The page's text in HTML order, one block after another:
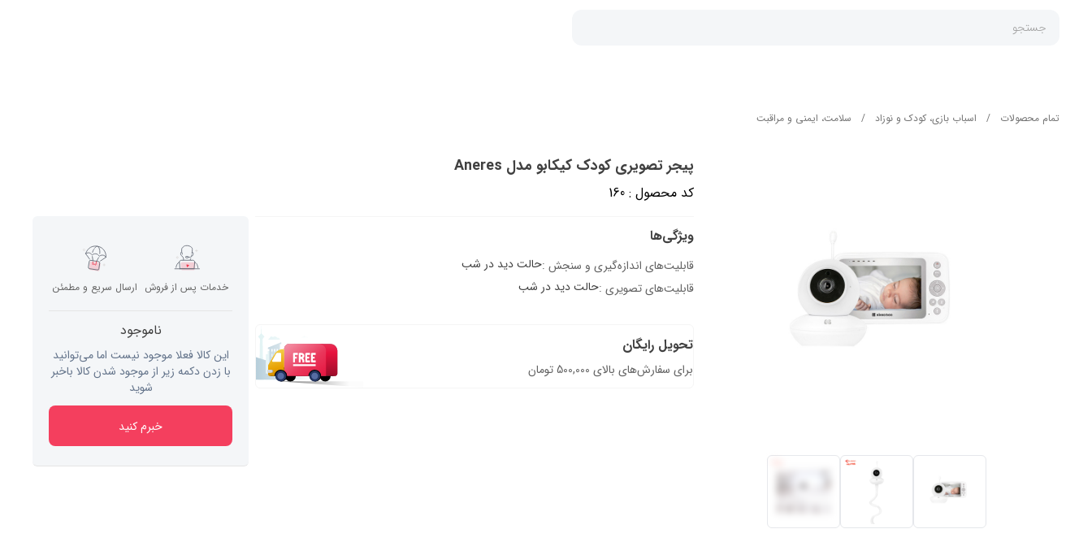
جستجو
تمام محصولات / اسباب بازی، کودک و نوزاد / سلامت، ایمنی و مراقبت
پیجر تصویری کودک کیکابو مدل Aneres
کد محصول : 160
ویژگی‌ها
قابلیت‌های اندازه‌گیری و سنجش :حالت دید در شب
قابلیت‌های تصویری :حالت دید در شب
تحویل رایگان
برای سفارش‌های بالای 500,000 تومان
خدمات پس از فروش ارسال سریع و مطمئن
ناموجود
این کالا فعلا موجود نیست اما می‌توانید
با زدن دکمه زیر از موجود شدن کالا باخبر
شوید
خبرم کنید